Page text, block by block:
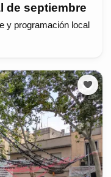
de septiembre
y programación local